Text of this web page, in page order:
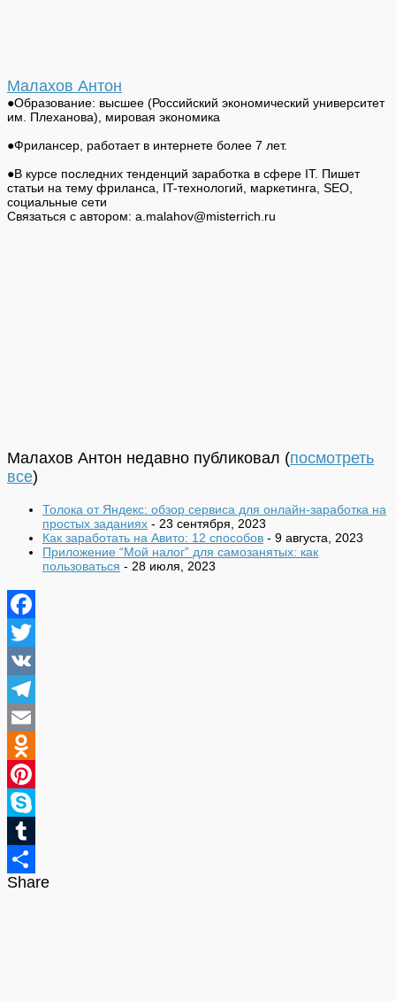
Малахов Антон
●Образование: высшее (Российский экономический университет
им. Плеханова), мировая экономика
●Фрилансер, работает в интернете более 7 лет.
●В курсе последних тенденций заработка в сфере IT. Пишет
статьи на тему фриланса, IT-технологий, маркетинга, SEO,
социальные сети
Связаться с автором: a.malahov@misterrich.ru
Малахов Антон недавно публиковал (посмотреть
все)
Толока от Яндекс: обзор сервиса для онлайн-заработка на
простых заданиях - 23 сентября, 2023
Как заработать на Авито: 12 способов - 9 августа, 2023
Приложение “Мой налог” для самозанятых: как
пользоваться - 28 июля, 2023
Facebook
Twitter
VK
Telegram
Email
Odnoklassniki
Pinterest
Skype
Tumblr
Отправить
Share